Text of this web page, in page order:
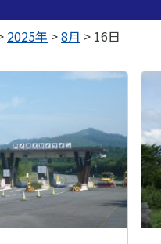
2025年 >8月 > 16日